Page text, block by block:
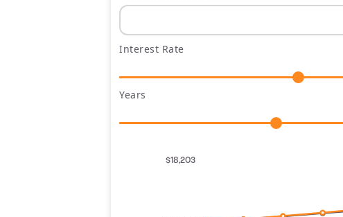
Interest Rate
Years
$18,203